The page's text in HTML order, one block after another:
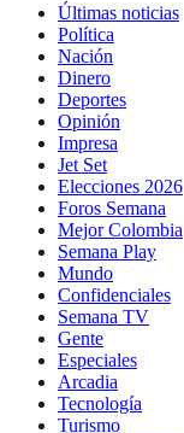
Últimas noticias
Política
Nación
Dinero
Deportes
Opinión
Impresa
Jet Set
Elecciones 2026
Foros Semana
Mejor Colombia
Semana Play
Mundo
Confidenciales
Semana TV
Gente
Especiales
Arcadia
Tecnología
Turismo